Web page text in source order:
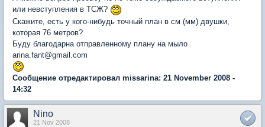
или невступления в ТСЖ?
Скажите, есть у кого-нибудь точный план в см (мм) двушки,
которая 76 метров?
Буду благодарна отправленному плану на мыло
arina.fant@gmail.com
Сообщение отредактировал missarina: 21 November 2008 -
14:32
Nino
21 Nov 2008